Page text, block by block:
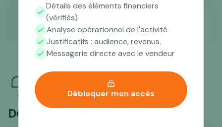
Détails des éléments financiers
(vérifiés)
Analyse opérationnel de l'activité
Justificatifs : audience, revenus.
Messagerie directe avec le vendeur
Débloquer mon accès
Des questions ?